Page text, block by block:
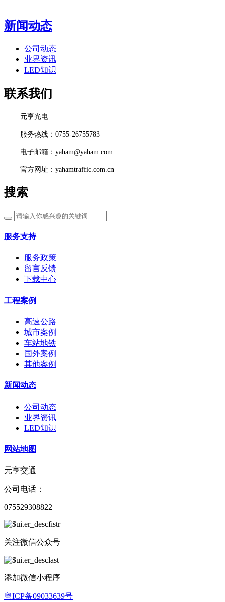
新闻动态
公司动态
业界资讯
LED知识
联系我们
元亨光电
服务热线：0755-26755783
电子邮箱：yaham@yaham.com
官方网址：yahamtraffic.com.cn
搜索
服务支持
服务政策
留言反馈
下载中心
工程案例
高速公路
城市案例
车站地铁
国外案例
其他案例
新闻动态
公司动态
业界资讯
LED知识
网站地图
元亨交通
公司电话：
075529308822
关注微信公众号
添加微信小程序
粤ICP备09033639号